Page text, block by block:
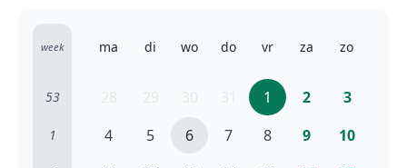
week ma di wo do vr za zo
53 1 2 3
1 4 5 6 7 8 9 10